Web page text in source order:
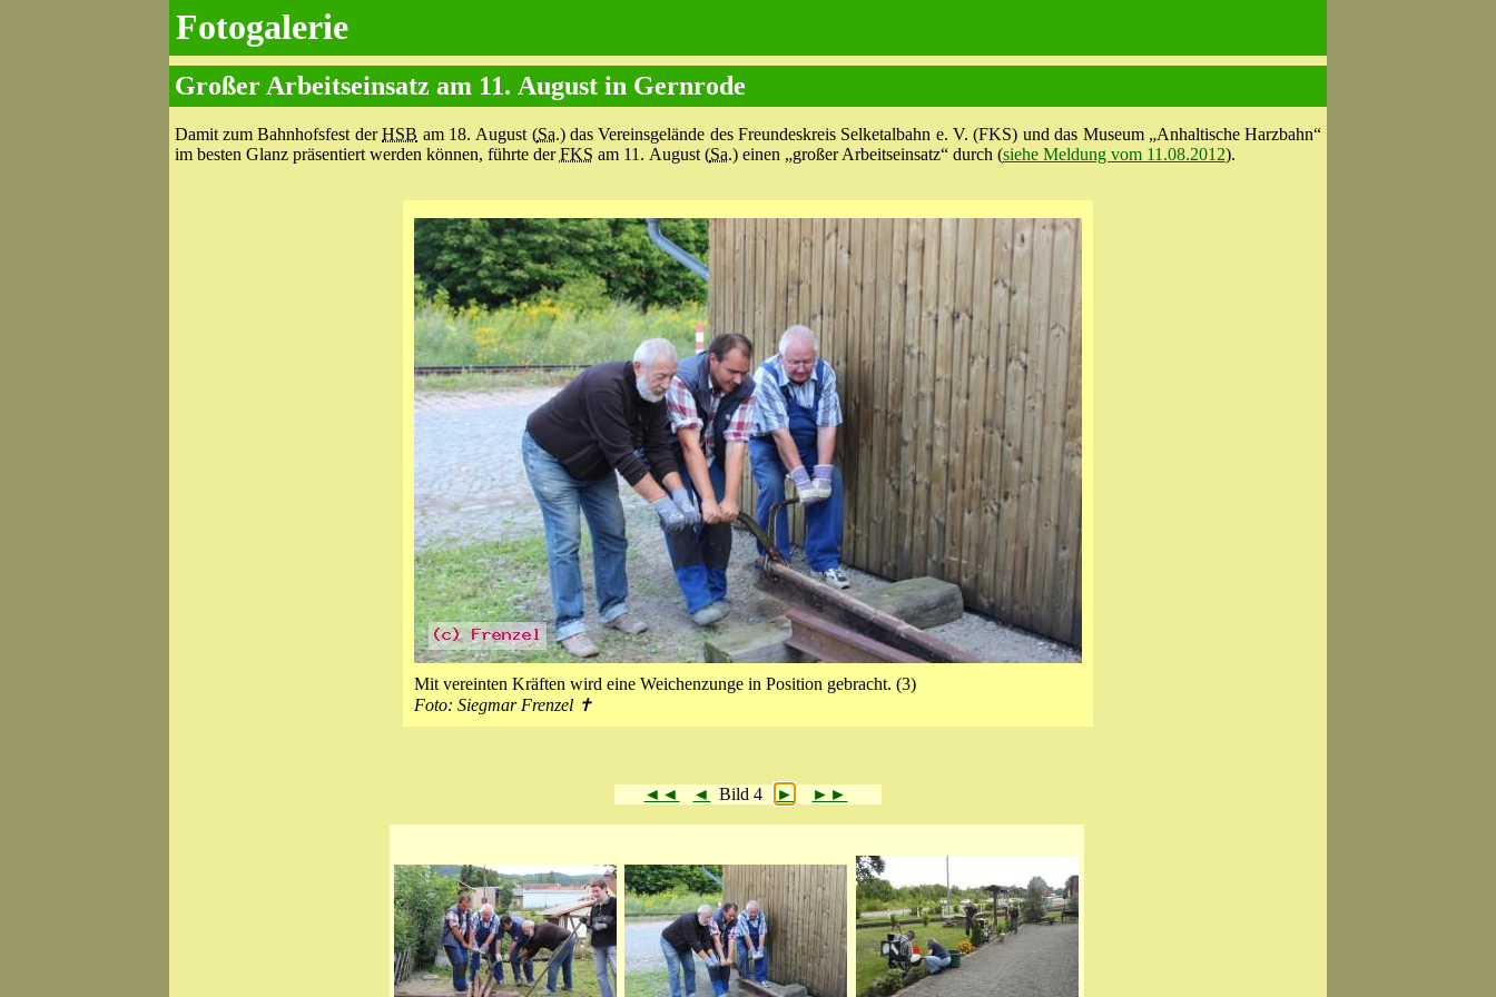
Fotogalerie
Großer Arbeitseinsatz am 11. August in Gernrode
Damit zum Bahnhofsfest derHSB am 18. August (Sa.) das Vereinsgelände des Freundeskreis Selketalbahn e. V. (FKS) und das Museum „Anhaltische Harzbahn“
im besten Glanz präsentiert werden können, führte derFKS am 11. August (Sa.) einen „großer Arbeitseinsatz“ durch (siehe Meldung vom 11.08.2012).
Mit vereinten Kräften wird eine Weichenzunge in Position gebracht. (3)
Foto: Siegmar Frenzel ✝
◄◄ ◄ Bild 4 ► ►►